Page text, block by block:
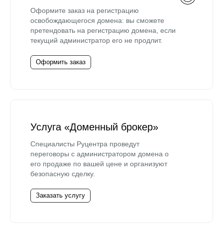
Оформите заказ на регистрацию
освобождающегося домена: вы сможете
претендовать на регистрацию домена, если
текущий администратор его не продлит.
Оформить заказ
Услуга «Доменный брокер»
Специалисты Руцентра проведут
переговоры с администратором домена о
его продаже по вашей цене и организуют
безопасную сделку.
Заказать услугу